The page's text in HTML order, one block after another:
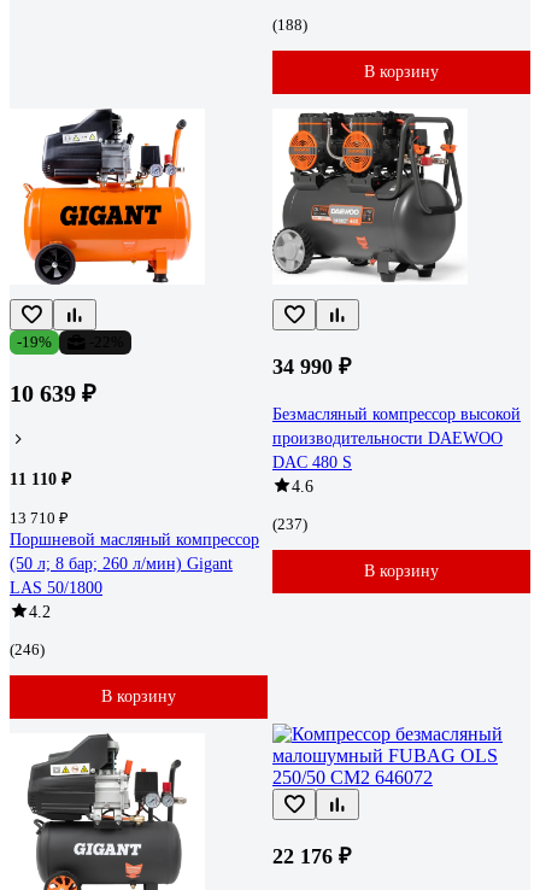
(188)
В корзину
-19%
10 639 ₽
11 110 ₽
13 710 ₽
Поршневой масляный компрессор
(50 л; 8 бар; 260 л/мин) Gigant
LAS 50/1800
4.2
(246)
В корзину
34 990 ₽
Безмасляный компрессор высокой
производительности DAEWOO
DAC 480 S
4.6
(237)
В корзину
22 176 ₽